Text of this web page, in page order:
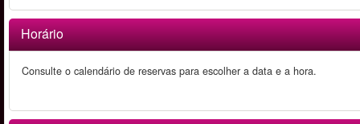
Horário
Consulte o calendário de reservas para escolher a data e a hora.